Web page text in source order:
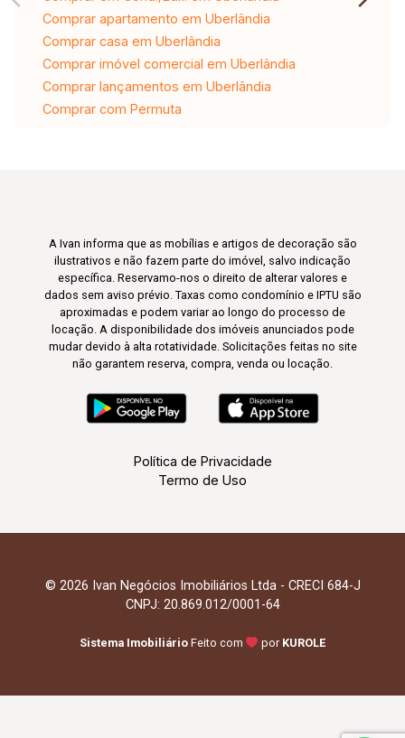
Comprar apartamento em Uberlândia
Comprar casa em Uberlândia
Comprar imóvel comercial em Uberlândia
Comprar lançamentos em Uberlândia
Comprar com Permuta
A Ivan informa que as mobílias e artigos de decoração são
ilustrativos e não fazem parte do imóvel, salvo indicação
específica. Reservamo-nos o direito de alterar valores e
dados sem aviso prévio. Taxas como condomínio e IPTU são
aproximadas e podem variar ao longo do processo de
locação. A disponibilidade dos imóveis anunciados pode
mudar devido à alta rotatividade. Solicitações feitas no site
não garantem reserva, compra, venda ou locação.
Política de Privacidade
Termo de Uso
© 2026 Ivan Negócios Imobiliários Ltda - CRECI 684-J
CNPJ: 20.869.012/0001-64
Sistema Imobiliário Feito com por KUROLE